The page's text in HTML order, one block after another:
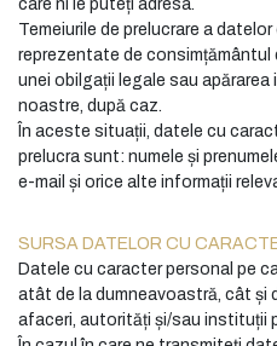
care ni le puteți adresa.
Temeiurile de prelucrare a
reprezentate de consimțământul
unei obilgații legale sau
noastre, după caz.
În aceste situații, datele cu
prelucra sunt: numele și
e-mail și orice alte informații
SURSA DATELOR CU
Datele cu caracter personal pe
atât de la dumneavoastră, cât și
afaceri, autorități și/sau instituții